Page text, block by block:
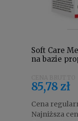
Soft Care
na bazie
85,78 zł
Cena
Najniższa